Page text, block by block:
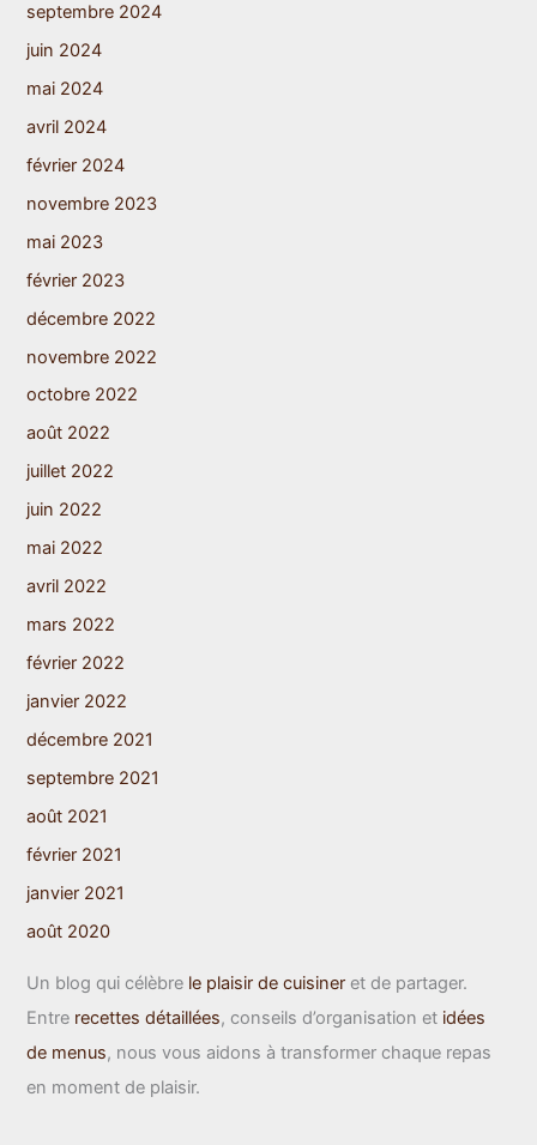
septembre 2024
juin 2024
mai 2024
avril 2024
février 2024
novembre 2023
mai 2023
février 2023
décembre 2022
novembre 2022
octobre 2022
août 2022
juillet 2022
juin 2022
mai 2022
avril 2022
mars 2022
février 2022
janvier 2022
décembre 2021
septembre 2021
août 2021
février 2021
janvier 2021
août 2020
Un blog qui célèbre le plaisir de cuisiner et de partager.
Entre recettes détaillées, conseils d’organisation et idées
de menus, nous vous aidons à transformer chaque repas
en moment de plaisir.